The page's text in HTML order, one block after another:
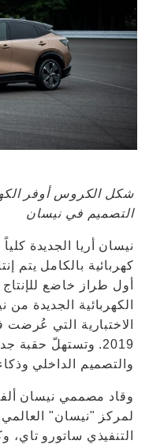
شكل الكروس أوفر
التصميم في نيسان
نيسان أريا الجديدة
كهربائية بالكامل يتم
أول طراز خاضع للإنتاج
الكهربائية الجديدة
الاختبارية التي
2019. وتستهلّ حقبة
والتصميم الداخلي
وقاد مصممي نيسان
لمركز "نيسان"
التنفيذي ساتورو تاي،